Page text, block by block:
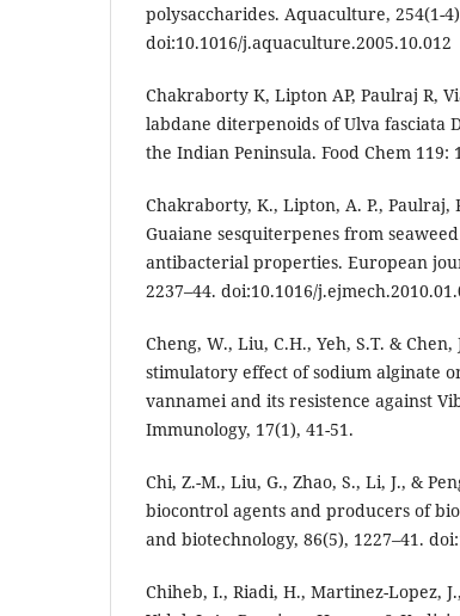
polysaccharides. Aquaculture, 254(1-
doi:10.1016/j.aquaculture.2005.10.012
Chakraborty K, Lipton AP, Paulraj R,
labdane diterpenoids of Ulva fasciata
the Indian Peninsula. Food Chem 119:
Chakraborty, K., Lipton, A. P., Paulraj,
Guaiane sesquiterpenes from
antibacterial properties. European
2237–44. doi:10.1016/
Cheng, W., Liu, C.H., Yeh, S.T. &
stimulatory effect of sodium alginate
vannamei and its resistence against
Immunology, 17(1), 41-51.
Chi, Z.-M., Liu, G., Zhao, S., Li, J., &
biocontrol agents and producers of
and biotechnology, 86(5), 1227–41.
Chiheb, I., Riadi, H., Martinez-Lopez,